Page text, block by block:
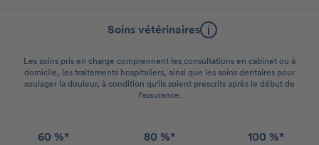
Soins vétérinaires
Les soins pris en charge comprennent les consultations en cabinet ou à
domicile, les traitements hospitaliers, ainsi que les soins dentaires pour
soulager la douleur, à condition qu'ils soient prescrits après le début de
l'assurance.
60 %* 80 %* 100 %*